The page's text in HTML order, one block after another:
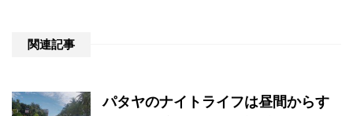
関連記事
パタヤのナイトライフは昼間からす